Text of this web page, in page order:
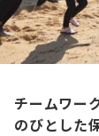
チームワー
のびとした